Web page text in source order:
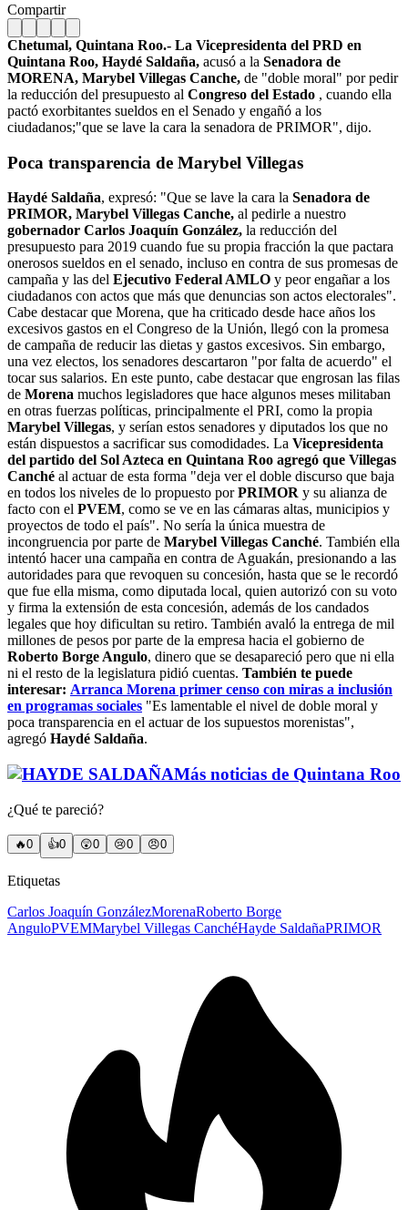
Compartir
Chetumal, Quintana Roo.- La Vicepresidenta del PRD en
Quintana Roo, Haydé Saldaña, acusó a la Senadora de
MORENA, Marybel Villegas Canche, de "doble moral" por pedir
la reducción del presupuesto al Congreso del Estado , cuando ella
pactó exorbitantes sueldos en el Senado y engañó a los
ciudadanos;"que se lave la cara la senadora de PRIMOR", dijo.
Poca transparencia de Marybel Villegas
Haydé Saldaña, expresó: "Que se lave la cara la Senadora de
PRIMOR, Marybel Villegas Canche, al pedirle a nuestro
gobernador Carlos Joaquín González, la reducción del
presupuesto para 2019 cuando fue su propia fracción la que pactara
onerosos sueldos en el senado, incluso en contra de sus promesas de
campaña y las del Ejecutivo Federal AMLO y peor engañar a los
ciudadanos con actos que más que denuncias son actos electorales".
Cabe destacar que Morena, que ha criticado desde hace años los
excesivos gastos en el Congreso de la Unión, llegó con la promesa
de campaña de reducir las dietas y gastos excesivos. Sin embargo,
una vez electos, los senadores descartaron "por falta de acuerdo" el
tocar sus salarios. En este punto, cabe destacar que engrosan las filas
de Morena muchos legisladores que hace algunos meses militaban
en otras fuerzas políticas, principalmente el PRI, como la propia
Marybel Villegas, y serían estos senadores y diputados los que no
están dispuestos a sacrificar sus comodidades. La Vicepresidenta
del partido del Sol Azteca en Quintana Roo agregó que Villegas
Canché al actuar de esta forma "deja ver el doble discurso que baja
en todos los niveles de lo propuesto porPRIMOR y su alianza de
facto con el PVEM, como se ve en las cámaras altas, municipios y
proyectos de todo el país". No sería la única muestra de
incongruencia por parte de Marybel Villegas Canché. También ella
intentó hacer una campaña en contra de Aguakán, presionando a las
autoridades para que revoquen su concesión, hasta que se le recordó
que fue ella misma, como diputada local, quien autorizó con su voto
y firma la extensión de esta concesión, además de los candados
legales que hoy dificultan su retiro. También avaló la entrega de mil
millones de pesos por parte de la empresa hacia el gobierno de
Roberto Borge Angulo, dinero que se desapareció pero que ni ella
ni el resto de la legislatura pidió cuentas. También te puede
interesar: Arranca Morena primer censo con miras a inclusión
en programas sociales "Es lamentable el nivel de doble moral y
poca transparencia en el actuar de los supuestos morenistas",
agregó Haydé Saldaña.
Más noticias de Quintana Roo
¿Qué te pareció?
🔥0 👍0 😲0 😢0 😠0
Etiquetas
Carlos Joaquín GonzálezMorenaRoberto Borge
AnguloPVEMMarybel Villegas CanchéHayde SaldañaPRIMOR